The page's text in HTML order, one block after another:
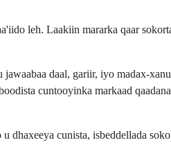
leh. Laakiin mararka qaar
daal, gariir, iyo madax-
cuntooyinka markaad
cunista, isbeddellada